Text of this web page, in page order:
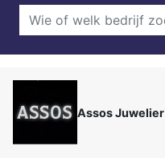
Assos Juwelier